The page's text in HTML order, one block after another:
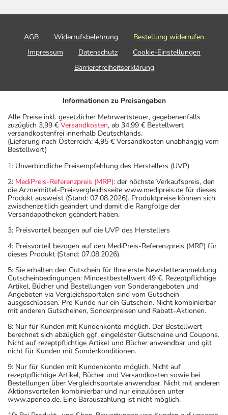
AGB Widerrufsbelehrung
Bestellung widerrufen
Impressum
Datenschutz
Cookie-Einstellungen
Barrierefreiheitserklärung
Informationen zu Preisangaben
Alle Preise inkl. gesetzlicher Mehrwertsteuer, gegebenenfalls
zuzüglich 3,99 € Versandkosten, ab 34,99 € Bestellwert
versandkostenfrei innerhalb Deutschlands.
(Lieferung nach Österreich: 4,95 € Versandkosten unabhängig vom
Bestellwert)
1: Unverbindliche Preisempfehlung des Herstellers (UVP)
2: MediPreis-Referenzpreis (MRP): der höchste Verkaufspreis, den
die Arzneimittel-Preisvergleichsseite www.medipreis.de für dieses
Produkt ausweist (Stand: 07.08.2026). Produktpreise können sich
zwischenzeitlich geändert und damit die Rangfolge der
Versandapotheken geändert haben.
3: Preisvorteil bezogen auf die UVP des Herstellers
4: Preisvorteil bezogen auf den MediPreis-Referenzpreis (MRP) für
dieses Produkt (Stand: 07.08.2026).
5: Sie erhalten den Gutschein für Ihre erste Newsletteranmeldung.
Gutscheinbedingungen: Mindestbestellwert 49 €. Rezeptpflichtige
Artikel, Bücher und Bestellungen von Sonderangeboten und
Angeboten via Vergleichsportalen sind vom Gutschein
ausgeschlossen. Pro Kunde nur ein Gutschein. Nicht kombinierbar
mit anderen Gutscheinen, Sonderpreisen und Rabatt-Aktionen.
8: Nur für Kunden mit Kundenkonto möglich. Der Bestellwert
berechnet sich abzüglich ggf. eingelöster Gutscheine und Coupons.
Nicht auf rezeptpflichtige Artikel und Bücher anwendbar und gilt
nicht für Kunden mit Sonderkonditionen.
9: Nur für Kunden mit Kundenkonto möglich. Nicht auf
rezeptpflichtige Artikel, Bücher und Versandkosten sowie bei
Bestellungen über Vergleichsportale anwendbar. Nicht mit anderen
Aktionsvorteilen kombinierbar und nur einzulösen unter
www.aponeo.de. Eine Barauszahlung ist nicht möglich.